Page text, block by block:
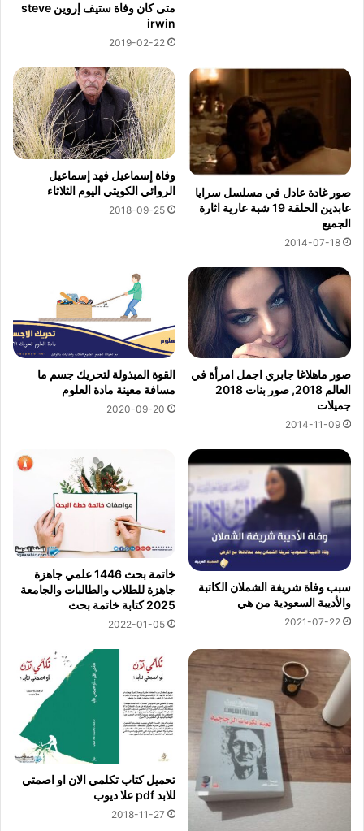
متى كان وفاة ستيف إروين steve
irwin
2019-02-22
صور غادة عادل في مسلسل سرايا
عابدين الحلقة 19 شبة عارية اثارة
الجميع
2014-07-18
وفاة إسماعيل فهد إسماعيل
الروائي الكويتي اليوم الثلاثاء
2018-09-25
صور ماهلاغا جابري اجمل امرأة في
العالم 2018, صور بنات 2018
جميلات
2014-11-09
القوة المبذولة لتحريك جسم ما
مسافة معينة مادة العلوم
2020-09-20
سبب وفاة شريفة الشملان الكاتبة
والأديبة السعودية من هي
2021-07-22
خاتمة بحث 1446 علمي جاهزة
جاهزة للطلاب والطالبات والجامعة
2025 كتابة خاتمة بحث
2022-01-05
تحميل كتاب تكلمي الان او اصمتي
للابد pdf علا ديوب
2018-11-27